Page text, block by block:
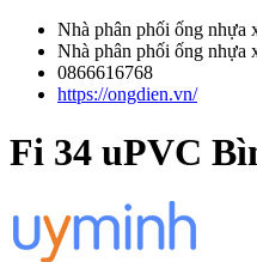
Nhà phân phối ống nhựa
Nhà phân phối ống nhựa
0866616768
https://ongdien.vn/
Fi 34 uPVC